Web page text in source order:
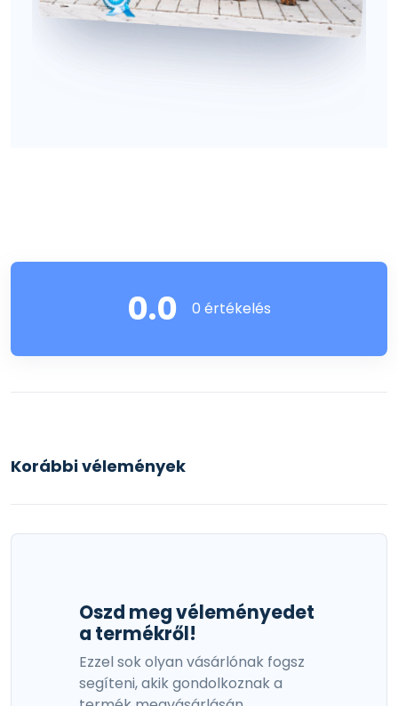
0.0 0 értékelés
Korábbi vélemények
Oszd meg véleményedet
a termékről!
Ezzel sok olyan vásárlónak fogsz
segíteni, akik gondolkoznak a